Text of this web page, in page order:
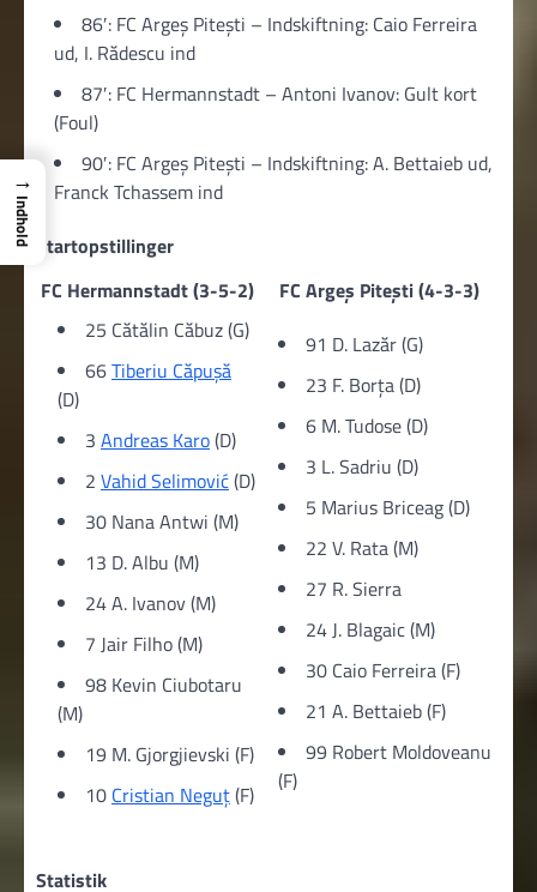
86′: FC Argeș Pitești – Indskiftning: Caio Ferreira
ud, I. Rădescu ind
87′: FC Hermannstadt – Antoni Ivanov: Gult kort
(Foul)
90′: FC Argeș Pitești – Indskiftning: A. Bettaieb ud,
Franck Tchassem ind
Startopstillinger
FC Hermannstadt (3-5-2)
FC Argeș Pitești (4-3-3)
25 Cătălin Căbuz (G)
66Tiberiu Căpușă
(D)
3 Andreas Karo(D)
2 Vahid Selimović(D)
30 Nana Antwi (M)
13 D. Albu (M)
24 A. Ivanov (M)
7 Jair Filho (M)
98 Kevin Ciubotaru
(M)
19 M. Gjorgjievski (F)
10 Cristian Neguț(F)
91 D. Lazăr (G)
23 F. Borţa (D)
6 M. Tudose (D)
3 L. Sadriu (D)
5 Marius Briceag (D)
22 V. Rata (M)
27 R. Sierra
24 J. Blagaic (M)
30 Caio Ferreira (F)
21 A. Bettaieb (F)
99 Robert Moldoveanu
(F)
Statistik
→
Indhold